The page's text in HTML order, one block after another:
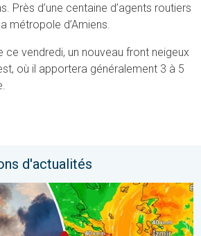
Près d’une centaine d’agents routiers
métropole d’Amiens.
ce vendredi, un nouveau front neigeux
où il apportera généralement 3 à 5
d'actualités
Europe du Sud. Chaleur et vent fort. . .